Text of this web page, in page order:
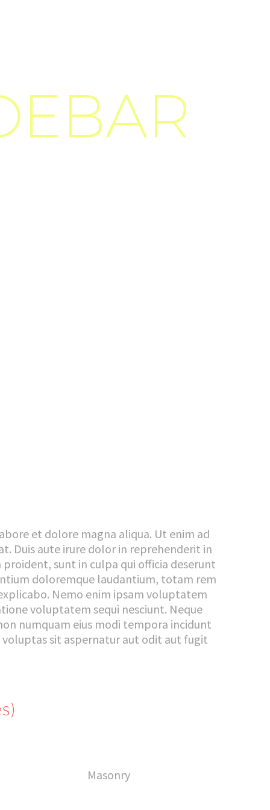
et dolore magna aliqua. Ut enim ad
Duis aute irure dolor in reprehenderit in
sunt in culpa qui officia deserunt
doloremque laudantium, totam rem
Nemo enim ipsam voluptatem
voluptatem sequi nesciunt. Neque
numquam eius modi tempora incidunt
sit aspernatur aut odit aut fugit
Masonry